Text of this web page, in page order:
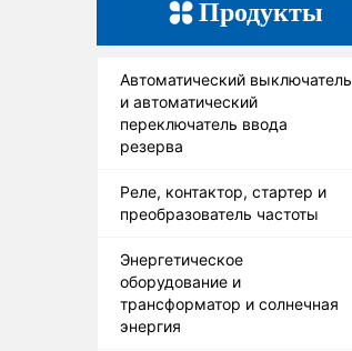
Продукты
Автоматический выключатель
и автоматический
переключатель ввода
резерва
Реле, контактор, стартер и
преобразователь частоты
Энергетическое
оборудование и
трансформатор и солнечная
энергия